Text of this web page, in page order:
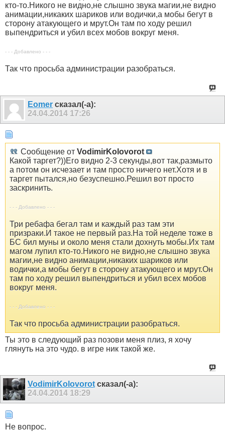
кто-то.Никого не видно,не слышно звука магии,не видно
анимации,никаких шариков или водички,а мобы бегут в
сторону атакующего и мрут.Он там по ходу решил
выпендриться и убил всех мобов вокруг меня.
- - - Добавлено - - -
Так что просьба администрации разобраться.
Eomer сказал(-а):
24.04.2014 17:26
Сообщение от VodimirKolovorot
Какой таргет?))Его видно 2-3 секунды,вот так,размыто
а потом он исчезает и там просто ничего нет.Хотя и в
таргет пытался,но безуспешно.Решил вот просто
заскринить.
- - - Добавлено - - -
Три ребафа бегал там и каждый раз там эти
призраки.И такое не первый раз.На той неделе тоже в
БС бил муны и около меня стали дохнуть мобы.Их там
магом лупил кто-то.Никого не видно,не слышно звука
магии,не видно анимации,никаких шариков или
водички,а мобы бегут в сторону атакующего и мрут.Он
там по ходу решил выпендриться и убил всех мобов
вокруг меня.
- - - Добавлено - - -
Так что просьба администрации разобраться.
Ты это в следующий раз позови меня плиз, я хочу
глянуть на это чудо. в игре ник такой же.
VodimirKolovorot сказал(-а):
24.04.2014 18:29
Не вопрос.